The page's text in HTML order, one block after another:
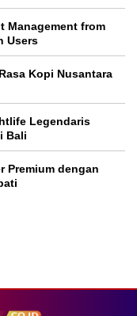
Management from
Users
Kopi Nusantara
Legendaris
Bali
Premium dengan